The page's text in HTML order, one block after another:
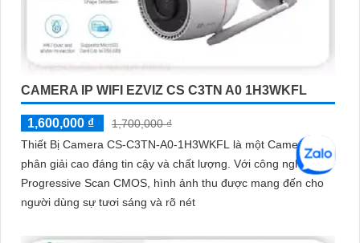
CAMERA IP WIFI EZVIZ CS C3TN A0 1H3WKFL
1,600,000 ₫
1,700,000 ₫
Thiết Bị Camera CS-C3TN-A0-1H3WKFL là một Camera độ
phân giải cao đáng tin cậy và chất lượng. Với công nghệ
Progressive Scan CMOS, hình ảnh thu được mang đến cho
người dùng sự tươi sáng và rõ nét